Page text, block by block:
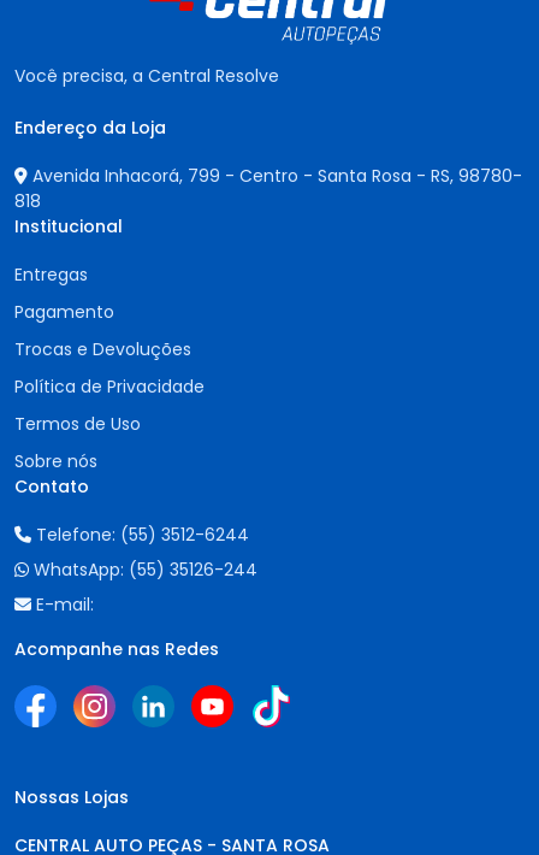
Você precisa, a Central Resolve
Endereço da Loja
Avenida Inhacorá, 799 - Centro - Santa Rosa - RS, 98780-
818
Institucional
Entregas
Pagamento
Trocas e Devoluções
Política de Privacidade
Termos de Uso
Sobre nós
Contato
Telefone: (55) 3512-6244
WhatsApp: (55) 35126-244
E-mail:
Acompanhe nas Redes
Nossas Lojas
CENTRAL AUTO PEÇAS - SANTA ROSA